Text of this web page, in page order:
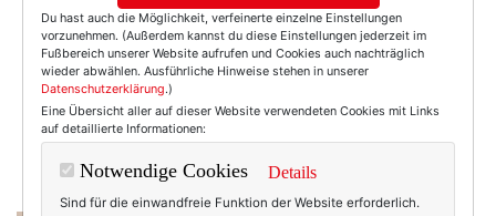
Einträge mit dem
Tag: Curvesstyle
Du hast auch die Möglichkeit, verfeinerte einzelne Einstellungen
vorzunehmen. (Außerdem kannst du diese Einstellungen jederzeit im
Fußbereich unserer Website aufrufen und Cookies auch nachträglich
wieder abwählen. Ausführliche Hinweise stehen in unserer
Datenschutzerklärung.)
Eine Übersicht aller auf dieser Website verwendeten Cookies mit Links
auf detaillierte Informationen:
Notwendige Cookies Details
Sind für die einwandfreie Funktion der Website erforderlich.